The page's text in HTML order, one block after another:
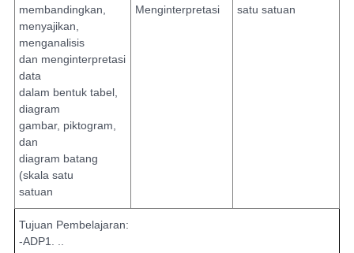
membandingkan,
menyajikan,
menganalisis
dan menginterpretasi
data
dalam bentuk tabel,
diagram
gambar, piktogram,
dan
diagram batang
(skala satu
satuan
Menginterpretasi
satu satuan
Tujuan Pembelajaran:
-ADP1. ..